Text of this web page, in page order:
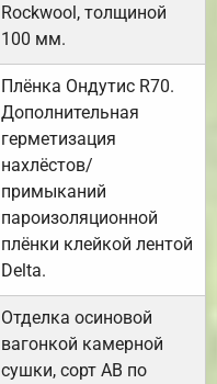
Rockwool, толщиной
100 мм.
Плёнка Ондутис R70.
Дополнительная
герметизация
нахлёстов/
примыканий
пароизоляционной
плёнки клейкой лентой
Delta.
Отделка осиновой
вагонкой камерной
сушки, сорт АВ по